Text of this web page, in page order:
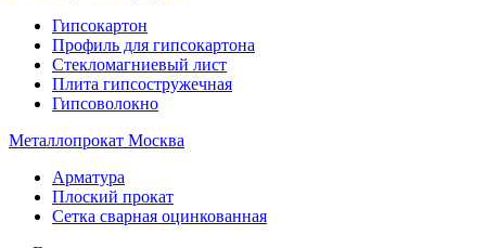
Гипсокартон
Профиль для гипсокартона
Стекломагниевый лист
Плита гипсостружечная
Гипсоволокно
Металлопрокат Москва
Арматура
Плоский прокат
Сетка сварная оцинкованная